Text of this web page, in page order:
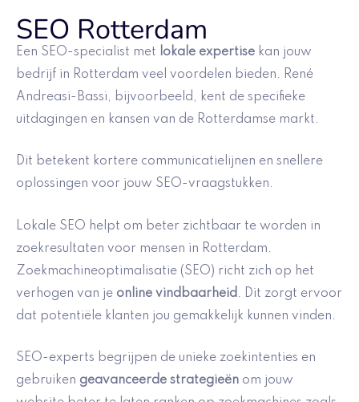
SEO Rotterdam
Een SEO-specialist met lokale expertise kan jouw
bedrijf in Rotterdam veel voordelen bieden. René
Andreasi-Bassi, bijvoorbeeld, kent de specifieke
uitdagingen en kansen van de Rotterdamse markt.
Dit betekent kortere communicatielijnen en snellere
oplossingen voor jouw SEO-vraagstukken.
Lokale SEO helpt om beter zichtbaar te worden in
zoekresultaten voor mensen in Rotterdam.
Zoekmachineoptimalisatie (SEO) richt zich op het
verhogen van je online vindbaarheid . Dit zorgt ervoor
dat potentiële klanten jou gemakkelijk kunnen vinden.
SEO-experts begrijpen de unieke zoekintenties en
gebruiken geavanceerde strategieën om jouw